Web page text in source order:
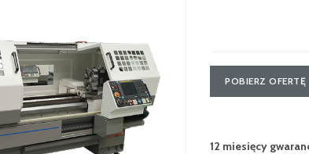
POBIERZ OFERTĘ
12 miesięcy